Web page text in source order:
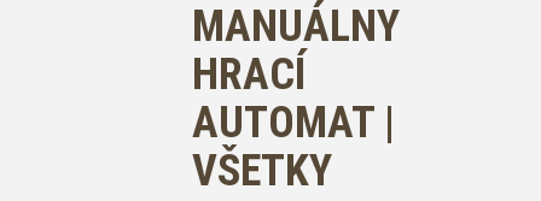
MANUÁLNY
HRACÍ
AUTOMAT |
VŠETKY